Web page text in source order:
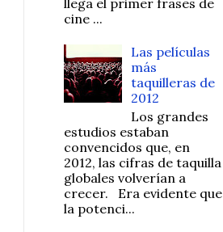
llega el primer frases de
cine ...
Las películas
más
taquilleras de
2012
Los grandes
estudios estaban
convencidos que, en
2012, las cifras de taquilla
globales volverían a
crecer. Era evidente que
la potenci...